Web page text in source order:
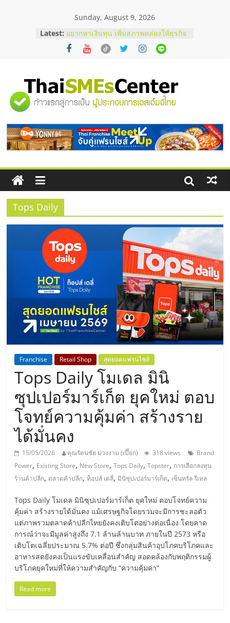
Sunday, August 9, 2026
Latest:
บริษัท Cybersecurity ในไทยที่ไหนดี?
วิธีเลือกผู้ให้บริการให้คุ้มค่าและตอบ
โจทย์ธุรกิจ
อยากหาเงินทุน เพิ่มสภาพคล่องให้ธุรกิจ
สัมมนาออนไลน์ โอกาสบริหารสถานี
บริการน้ำมัน Shell
สัมมนาลงทุน แฟรนไชส์ยอนนี่
ThaiFranchise Meet Up จับคู่แฟรน
ร้านเครื่องเสียงคุณภาพสูง พร้อม
โซลูชันระบบภาพและเสียง
"ศูนย์
รวม
ข้อมูล
ธุรกิจ
SME
แห่ง
ประเทศไทย,
ThaiSMEsCenter,
รวม
ธุรกิจ
เอ
ส
เอ็
มอี
ไทย,
SMEs,
แฟ
รน
Tops Daily
Franchise Retail Shop สุดยอดแฟรนไชส์
Tops Daily โมเดล มินิ
ซุปเปอร์มาร์เก็ต ยุคใหม่ ตอบ
โจทย์ความคุ้มค่า สร้างราย
ได้มั่นคง
15/05/2026 คุณรัตนชัย ม่วงงาม (เปี๊ยก) 318 views
Brand
Power, Existing Store, New Store,Tops Daily,Topster, การเลือกลงทุน
ร้านค้าปลีก, ตลาดค้าปลีก,ท็อปส์ เดลี่,มินิซุปเปอร์มาร์เก็ต, เซ็นทรัล รีเทล
Tops Daily โมเดล มินิซุปเปอร์มาร์เก็ต ยุคใหม่ ตอบโจทย์ความ
คุ้มค่า สร้างรายได้มั่นคง แม้เศรษฐกิจโดยรวมจะมีการชะลอตัว
แต่ภาพรวมตลาดค้าปลีกไทยยังคงเติบโตอย่างต่อเนื่อง โดยคาด
การณ์ว่าจะมีมูลค่าสูงถึง 7.1 ล้านล้านบาท ภายในปี 2573 หรือ
เติบโตเฉลี่ยประมาณ 5.7% ต่อปี ซึ่งกลุ่มสินค้าอุปโภคบริโภคและ
อาหารสดยังคงเป็นแรงขับเคลื่อนสำคัญ สอดคล้องกับพฤติกรรมผู้
บริโภคยุคใหม่ที่ให้ความสำคัญกับ “ความคุ้มค่า”
Read more